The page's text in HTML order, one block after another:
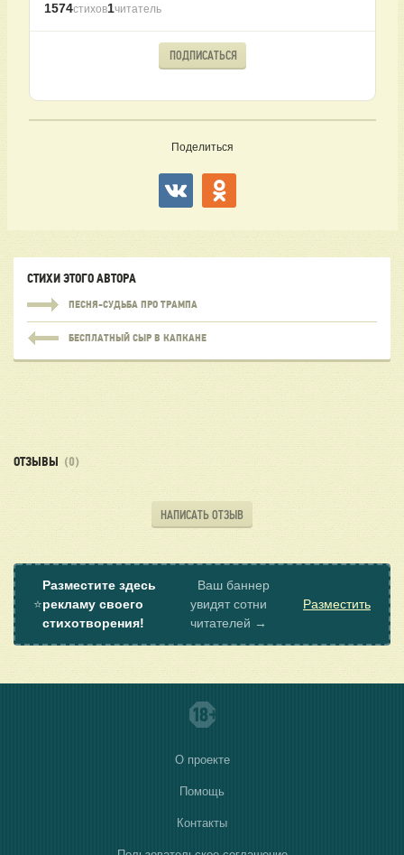
1574стихов1читатель
ПОДПИСАТЬСЯ
Поделиться
СТИХИ ЭТОГО АВТОРА
ПЕСНЯ-СУДЬБА ПРО ТРАМПА
БЕСПЛАТНЫЙ СЫР В КАПКАНЕ
ОТЗЫВЫ (0)
НАПИСАТЬ ОТЗЫВ
⭐
Разместите здесь
рекламу своего
стихотворения!
Ваш баннер
увидят сотни
читателей →
Разместить
О проекте
Помощь
Контакты